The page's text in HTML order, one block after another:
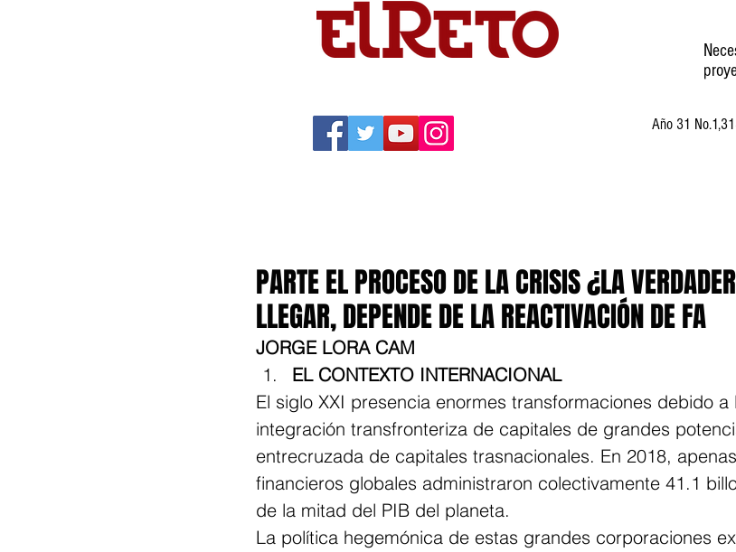
Año 31
PARTE EL PROCESO DE LA CRISIS ¿LA
LLEGAR, DEPENDE DE LA REACTIVACIÓN DE FA
JORGE LORA CAM
EL CONTEXTO INTERNACIONAL
El siglo XXI presencia enormes transformaciones debido
integración transfronteriza de capitales de grandes
entrecruzada de capitales trasnacionales. En 2018,
financieros globales administraron colectivamente 41.1
de la mitad del PIB del planeta.
La política hegemónica de estas grandes corporaciones